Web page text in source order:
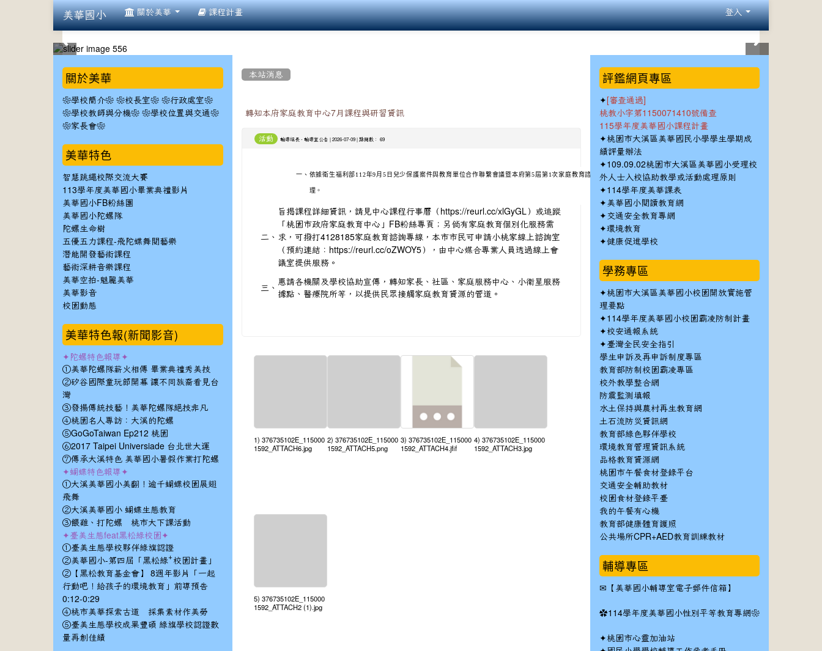
美華國小 關於美華 課程計畫 登入
本站消息
轉知本府家庭教育中心7月課程與研習資訊
活動 輔導組長- 輔導室公告 | 2026-07-09 | 點閱數： 69
一、 依據衛生福利部112年9月5日兒少保護案件與教育單位合作聯繫會議暨本府第5屆第1次家庭教育諮詢委員會會議決議辦
理。
二、
旨揭課程詳細資訊，請見中心課程行事曆（ https://reurl.cc/xlGyGL）或追蹤
「桃園市政府家庭教育中心」FB粉絲專頁；另倘有家庭教育個別化服務需
求，可撥打4128185家庭教育諮詢專線，本市市民可申請小桃家線上諮詢室
（預約連結：https://reurl.cc/oZWOY5），由中心媒合專業人員透過線上會
議室提供服務。
三、 惠請各機關及學校協助宣傳，轉知家長、社區、家庭服務中心、小衛星服務
據點、醫療院所等，以提供民眾接觸家庭教育資源的管道。
1) 376735102E_115000
1592_ATTACH6.jpg
2) 376735102E_115000
1592_ATTACH5.png
3) 376735102E_115000
1592_ATTACH4.jfif
4) 376735102E_115000
1592_ATTACH3.jpg
5) 376735102E_115000
1592_ATTACH2 (1).jpg
::: 關於美華
❀學校簡介❀ ❀校長室❀ ❀行政處室❀
❀學校教師與分機❀ ❀學校位置與交通❀
❀家長會❀
美華特色
智慧跳繩校際交流大賽
113學年度美華國小畢業典禮影片
美華國小FB粉絲團
美華國小陀螺隊
陀螺生命樹
五優五力課程-飛陀蝶舞閱藝樂
潛能開發藝術課程
藝術深耕音樂課程
美華空拍-魅麗美華
美華影音
校園動態
美華特色報(新聞影音)
✦陀螺特色報導✦
①美華陀螺隊薪火相傳 畢業典禮秀美技
②矽谷國際童玩節開幕 讓不同族裔看見台
灣
③發揚傳統技藝！美華陀螺隊絕技非凡
④桃園名人專訪：大溪的陀螺
⑤GoGoTaiwan Ep212 桃園
⑥2017 Taipei Universiade 台北世大運
⑦傳承大溪特色 美華國小暑假作業打陀螺
✦蝴蝶特色報導✦
①大溪美華國小美翻！逾千蝴蝶校園展翅
飛舞
②大溪美華國小 蝴蝶生態教育
③餵雞、打陀螺 桃市大下課活動
✦臺美生態feat黑松綠校園✦
①臺美生態學校夥伴綠旗認證
②美華國小-第四屆「黑松綠⁺校園計畫」
②【黑松教育基金會】 8週年影片「一起
行動吧！給孩子的環境教育」前導預告
0:12-0:29
④桃市美華探索古道 採集素材作美勞
⑤臺美生態學校成果豐碩 綠旗學校認證數
量再創佳績
::: 評鑑網頁專區
✦ [審查通過]
桃教小字第1150071410號備查
115學年度美華國小課程計畫
✦桃園市大溪區美華國民小學學生學期成
績評量辦法
✦109.09.02桃園市大溪區美華國小受理校
外人士入校協助教學或活動處理原則
✦114學年度美華課表
✦美華國小閱讀教育網
✦ 交通安全教育專網
✦環境教育
✦健康促進學校
學務專區
✦桃園市大溪區美華國小校園開放實施管
理要點
✦114學年度美華國小校園霸凌防制計畫
✦校安通報系統
✦臺灣全民安全指引
學生申訴及再申訴制度專區
教育部防制校園霸凌專區
校外教學整合網
防震監測填報
水土保持與農村再生教育網
土石流防災資訊網
教育部綠色夥伴學校
環境教育管理資訊系統
品格教育資源網
桃園市午餐食材登錄平台
交通安全輔助教材
校園食材登錄平臺
我的午餐有心機
教育部健康體育護照
公共場所CPR+AED教育訓練教材
輔導專區
✉ 【美華國小輔導室電子郵件信箱】
✿114學年度美華國小性別平等教育專網❀
✦桃園市心靈加油站